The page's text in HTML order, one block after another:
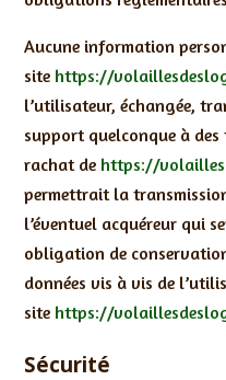
Aucune information
site https://
l’utilisateur, échangée,
support quelconque à des
rachat de https://
permettrait la
l’éventuel acquéreur qui
obligation de
données vis à vis de
site https://
Sécurité